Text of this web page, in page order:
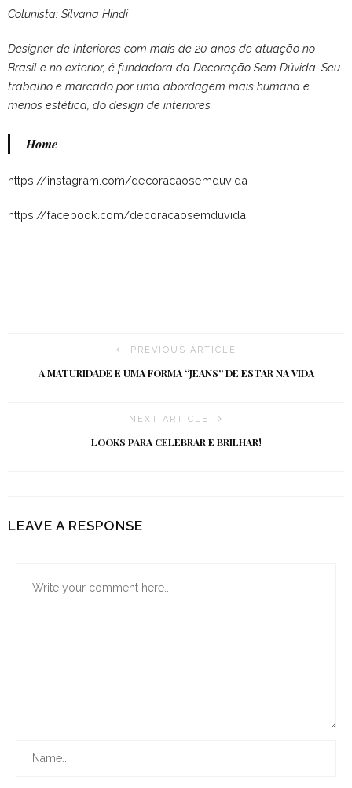
Colunista: Silvana Hindi
Designer de Interiores com mais de 20 anos de atuação no
Brasil e no exterior, é fundadora da Decoração Sem Dúvida. Seu
trabalho é marcado por uma abordagem mais humana e
menos estética, do design de interiores.
Home
https://instagram.com/decoracaosemduvida
https://facebook.com/decoracaosemduvida
PREVIOUS ARTICLE
A MATURIDADE E UMA FORMA “JEANS” DE ESTAR NA VIDA
NEXT ARTICLE
LOOKS PARA CELEBRAR E BRILHAR!
LEAVE A RESPONSE